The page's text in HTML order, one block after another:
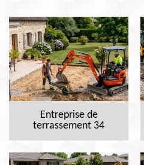
Entreprise de
terrassement 34